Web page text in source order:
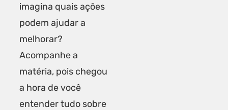
imagina quais ações
podem ajudar a
melhorar?
Acompanhe a
matéria, pois chegou
a hora de você
entender tudo sobre